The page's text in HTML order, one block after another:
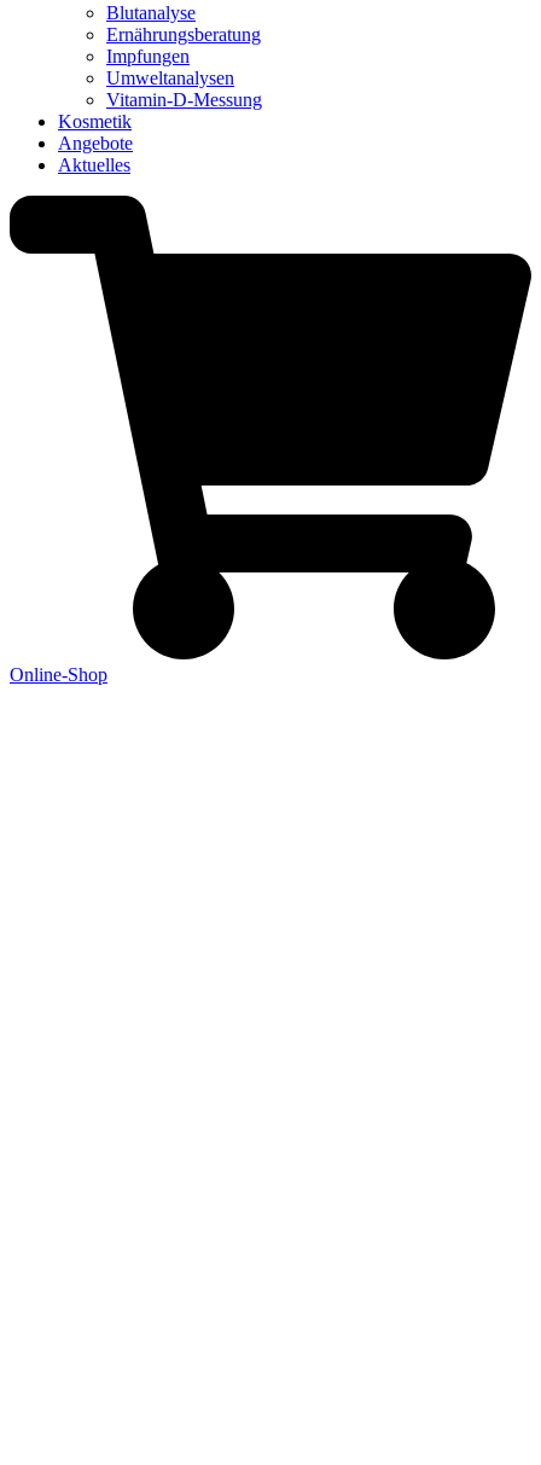
Blutanalyse
Ernährungsberatung
Impfungen
Umweltanalysen
Vitamin-D-Messung
Kosmetik
Angebote
Aktuelles
Online-Shop